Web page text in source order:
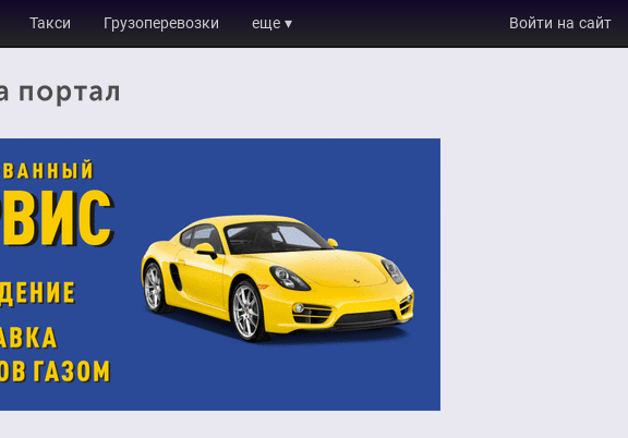
Войти на сайт
Такси Грузоперевозки еще ▾